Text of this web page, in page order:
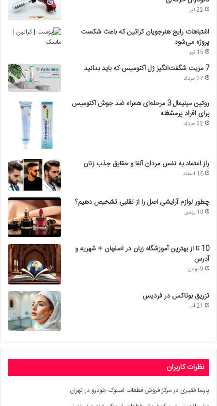
22 تیر
اشتباهات رایج هنرجویان کراتین که باعث شکست
پروژه می‌شود
15 تیر
7 مزیت شگفت‌انگیز ژل آکنومیس که باید بدانید
27 خرداد
روتین مینیمال 3 مرحله‌ای همراه ضد جوش آکنومیس
برای افراد پرمشغله
22 خرداد
راز اعتماد به نفس مردان آلفا و حقایق جذب زنان
16 اسفند
چطور لوازم آرایشی اصل را از تقلبی تشخیص دهیم؟
10 بهمن
10 تا از بهترین آموزشگاه زبان در اصفهان + شهریه و
آدرس
9 بهمن
تزریق بوتاکس در فردیس
21 آذر
نظرات کاربران
پارسا فقیری درمرکز فروش قطعات استوک خودرو در تهران